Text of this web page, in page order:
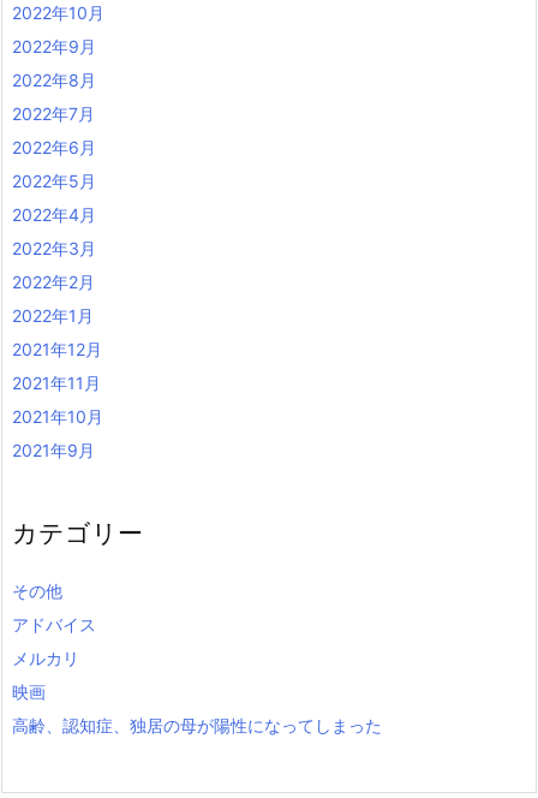
2022年10月
2022年9月
2022年8月
2022年7月
2022年6月
2022年5月
2022年4月
2022年3月
2022年2月
2022年1月
2021年12月
2021年11月
2021年10月
2021年9月
カテゴリー
その他
アドバイス
メルカリ
映画
高齢、認知症、独居の母が陽性になってしまった